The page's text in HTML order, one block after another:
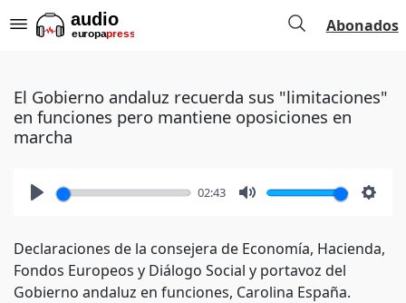
Abonados
El Gobierno andaluz recuerda sus "limitaciones"
en funciones pero mantiene oposiciones en
marcha
02:43
Declaraciones de la consejera de Economía, Hacienda,
Fondos Europeos y Diálogo Social y portavoz del
Gobierno andaluz en funciones, Carolina España.